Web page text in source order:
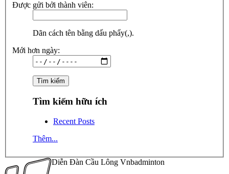
Được gửi bởi thành viên:
Dãn cách tên bằng dấu phẩy(,).
Mới hơn ngày:
Tìm kiếm hữu ích
Recent Posts
Thêm...
Diễn Đàn Cầu Lông Vnbadminton